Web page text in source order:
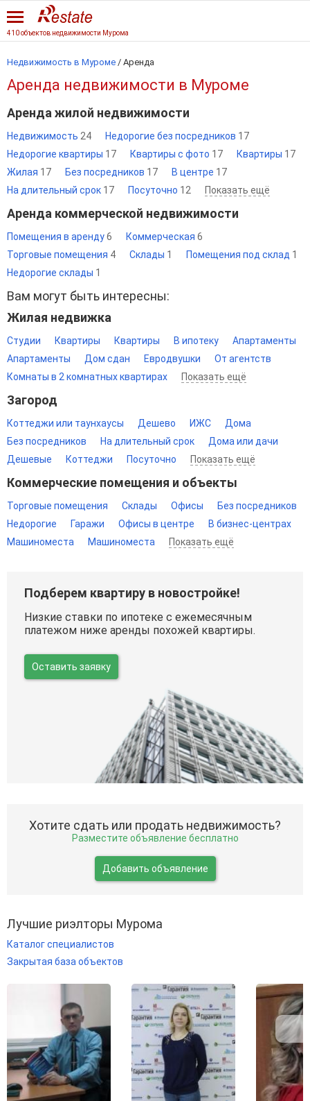
410 объектов недвижимости Мурома
Недвижимость в Муроме / Аренда
Аренда недвижимости в Муроме
Аренда жилой недвижимости
Недвижимость 24 Недорогие без посредников 17
Недорогие квартиры 17 Квартиры с фото 17 Квартиры 17
Жилая 17 Без посредников 17 В центре 17
На длительный срок 17 Посуточно 12 Показать ещё
Аренда коммерческой недвижимости
Помещения в аренду6 Коммерческая 6
Торговые помещения 4 Склады 1 Помещения под склад 1
Недорогие склады 1
Вам могут быть интересны:
Жилая недвижка
Студии Квартиры Квартиры В ипотеку
Апартаменты
Апартаменты
Дом сдан Евродвушки
От агентств
Комнаты в 2 комнатных квартирах
Показать ещё
Загород
Коттеджи или таунхаусы Дешево ИЖС
Дома
Без посредников
На длительный срок
Дома или дачи
Дешевые
Коттеджи Посуточно Показать ещё
Коммерческие помещения и объекты
Торговые помещения Склады Офисы
Без посредников
Недорогие
Гаражи Офисы в центре
В бизнес-центрах
Машиноместа
Машиноместа Показать ещё
Подберем квартиру в новостройке!
Низкие ставки по ипотеке с ежемесячным
платежом ниже аренды похожей квартиры.
Оставить заявку
Хотите сдать или продать недвижимость?
Разместите объявление бесплатно
Добавить объявление
Лучшие риэлторы Мурома
Каталог специалистов
Закрытая база объектов